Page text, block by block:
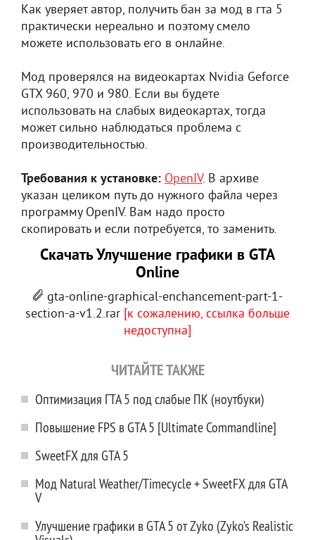
Как уверяет автор, получить бан за мод в гта 5
практически нереально и поэтому смело
можете использовать его в онлайне.
Мод проверялся на видеокартах Nvidia Geforce
GTX 960, 970 и 980. Если вы будете
использовать на слабых видеокартах, тогда
может сильно наблюдаться проблема с
производительностью.
Требования к установке: OpenIV. В архиве
указан целиком путь до нужного файла через
программу OpenIV. Вам надо просто
скопировать и если потребуется, то заменить.
Скачать Улучшение графики в GTA
Online
gta-online-graphical-enchancement-part-1-
section-a-v1.2.rar [к сожалению, ссылка больше
недоступна]
ЧИТАЙТЕ ТАКЖЕ
Оптимизация ГТА 5 под слабые ПК (ноутбуки)
Повышение FPS в GTA 5 [Ultimate Commandline]
SweetFX для GTA 5
Мод Natural Weather/Timecycle + SweetFX для GTA
V
Улучшение графики в GTA 5 от Zyko (Zyko’s Realistic